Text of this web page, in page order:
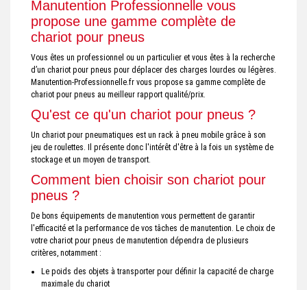
Manutention Professionnelle vous
propose une gamme complète de
chariot pour pneus
Vous êtes un professionnel ou un particulier et vous êtes à la recherche
d’un chariot pour pneus pour déplacer des charges lourdes ou légères.
Manutention-Professionnelle.fr vous propose sa gamme complète de
chariot pour pneus au meilleur rapport qualité/prix.
Qu'est ce qu'un chariot pour pneus ?
Un chariot pour pneumatiques est un rack à pneu mobile grâce à son
jeu de roulettes. Il présente donc l'intérêt d'être à la fois un système de
stockage et un moyen de transport.
Comment bien choisir son chariot pour
pneus ?
De bons équipements de manutention vous permettent de garantir
l'efficacité et la performance de vos tâches de manutention. Le choix de
votre chariot pour pneus de manutention dépendra de plusieurs
critères, notamment :
Le poids des objets à transporter pour définir la capacité de charge
maximale du chariot